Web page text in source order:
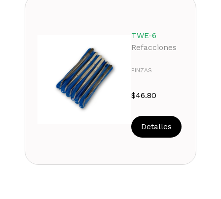
TWE-6
Refacciones
PINZAS
$46.80
Detalles